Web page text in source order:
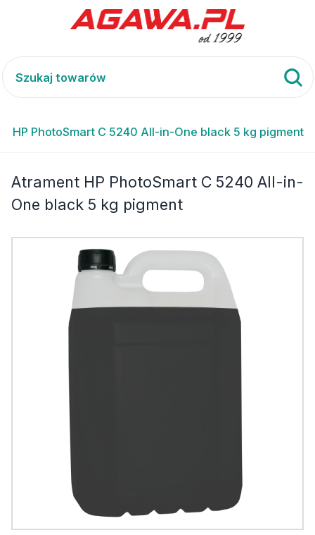
HP PhotoSmart C 5240 All-in-One black 5 kg pigment
Atrament HP PhotoSmart C 5240 All-in-
One black 5 kg pigment